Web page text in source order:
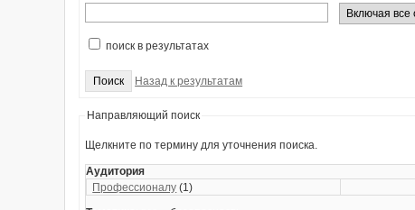
поиск в результатах
Назад к результатам
Направляющий поиск
Щелкните по термину для уточнения поиска.
Аудитория
Профессионалу (1)